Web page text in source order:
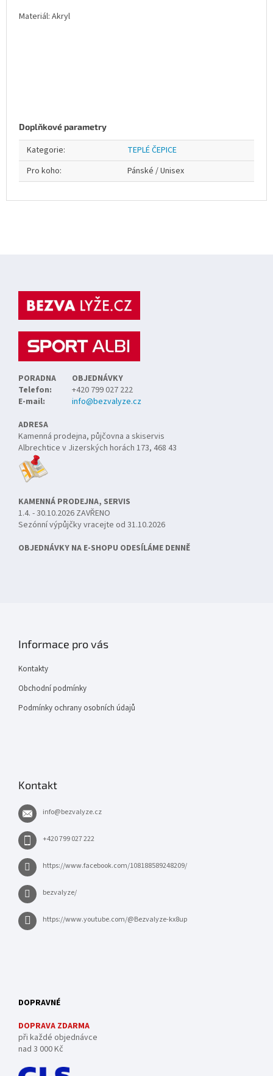
Materiál: Akryl
Doplňkové parametry
Kategorie:
TEPLÉ ČEPICE
Pro koho: Pánské / Unisex
PORADNA
OBJEDNÁVKY
Telefon:
+420 799 027 222
E-mail:
info@bezvalyze.cz
ADRESA
Kamenná prodejna, půjčovna a skiservis
Albrechtice v Jizerských horách 173, 468 43
KAMENNÁ PRODEJNA, SERVIS
1.4. - 30.10.2026 ZAVŘENO
Sezónní výpůjčky vracejte od 31.10.2026
OBJEDNÁVKY NA E-SHOPU ODESÍLÁME DENNĚ
Informace pro vás
Kontakty
Obchodní podmínky
Podmínky ochrany osobních údajů
Kontakt
info@bezvalyze.cz
+420 799 027 222
https://www.facebook.com/108188589248209/
bezvalyze/
https://www.youtube.com/@Bezvalyze-kx8up
DOPRAVNÉ
DOPRAVA ZDARMA
při každé objednávce
nad 3 000 Kč